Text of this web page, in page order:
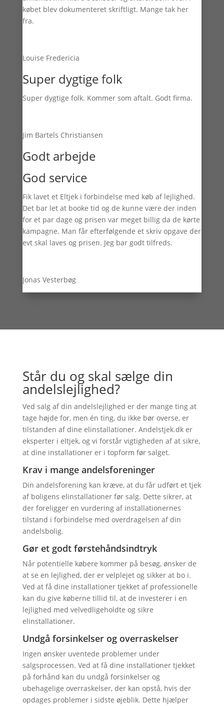
købet blev dokumenteret skriftligt. Mange tak her
fra.
Louise Fredericia
Super dygtige folk
Super dygtige folk. Kommer som aftalt. Godt firma.
Jim Bartels Christiansen
Godt arbejde
God service
Fik lavet et Eltjek i forbindelse med køb af lejlighed.
Det bar let at booke tid og de kunne være der inden
for et par dage og prisen var meget billig da de kørte
kampagne. Man får efterfølgende et skriv opgave der
evt skal laves og prisen. Jeg bar godt tilfreds.
Jonas Vesterbøg
Står du og skal sælge din
andelslejlighed?
Ved salg af din andelslejlighed er der mange ting at
tage højde for, men én ting, du ikke bør overse, er
tilstanden af dine elinstallationer. Andelstjek.dk er
eksperter i eltjek, og vi forstår vigtigheden af at sikre,
at dine installationer er i topform før salget.
Krav i mange andelsforeninger
Din andelsforening kan kræve, at du får udført et tjek
af boligens elinstallationer før salg. Dette sikrer, at
der foreligger en vurdering af installationernes
tilstand i forbindelse med overdragelsen af din
andelsbolig.
Gør et godt førstehåndsindtryk
Når potentielle købere kommer på besøg, ønsker de
at se en lejlighed, der er velplejet og sikker at bo i.
Ved at få dine installationer tjekket af professionelle
kan du give køberne tillid til, at de investerer i en
lejlighed med velvedligeholdte og sikre
elinstallationer.
Undgå forsinkelser og overraskelser
Ingen ønsker uventede problemer under
salgsprocessen. Ved at få dine installationer tjekket
på forhånd kan du undgå forsinkelser og
ubehagelige overraskelser, der kan opstå, hvis der
opdages problemer i sidste øjeblik. Dette hjælper